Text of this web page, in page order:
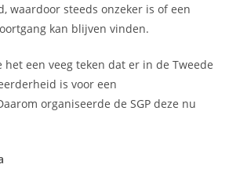
waardoor steeds onzeker is of een
kan blijven vinden.
het een veeg teken dat er in de Tweede
is voor een
organiseerde de SGP deze nu